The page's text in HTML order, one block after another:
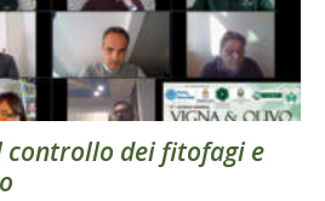
controllo dei fitofagi e